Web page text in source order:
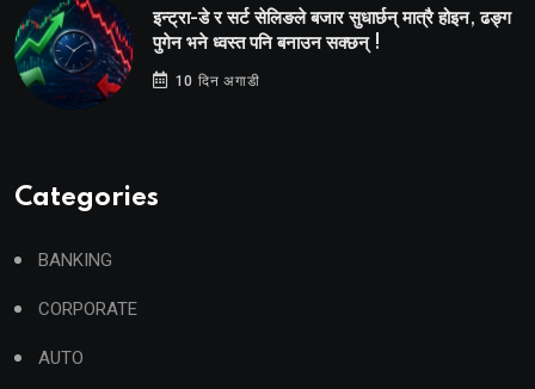
इन्ट्रा-डे र सर्ट सेलिङले बजार सुधार्छन् मात्रै होइन, ढङ्ग
पुगेन भने ध्वस्त पनि बनाउन सक्छन् !
10 दिन अगाडी
Categories
BANKING
CORPORATE
AUTO